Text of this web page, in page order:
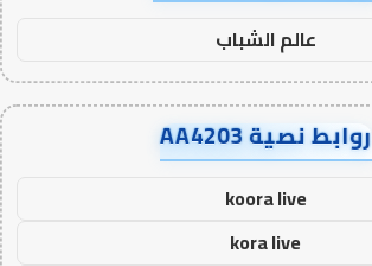
عالم الشباب
روابط نصية AA4203
koora live
kora live